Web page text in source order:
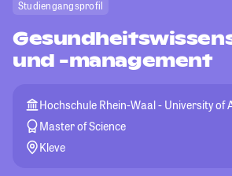
Studiengangsprofil
und -management
Hochschule Rhein-Waal - University of
Master of Science
Kleve